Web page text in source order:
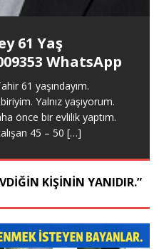
61 Yaş
WhatsApp
61 yaşındayım.
Yalnız yaşıyorum.
önce bir evlilik yaptım.
45 – 50 […]
Darmstadt
arayan bayanlar kontak
1.70 boyunda, 71
Maddi sıkıntım yok.
yok. Maddi sıkıntım
KIŞININ YANIDIR.”